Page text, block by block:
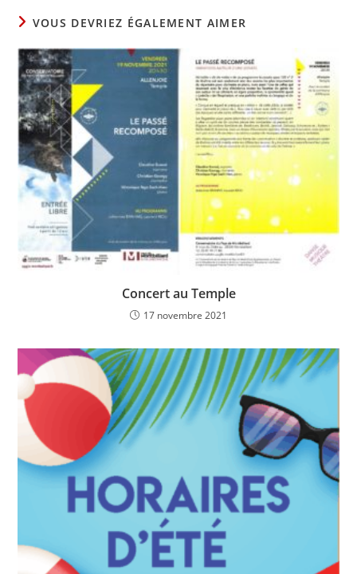
VOUS DEVRIEZ ÉGALEMENT AIMER
Concert au Temple
17 novembre 2021